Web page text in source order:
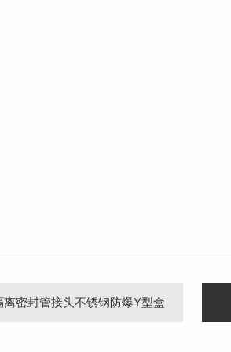
离密封管接头不锈钢防爆Y型盒